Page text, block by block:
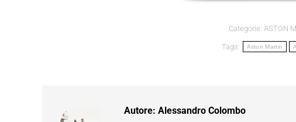
Categorie: ASTON
Tags: Aston Martin
Autore: Alessandro Colombo